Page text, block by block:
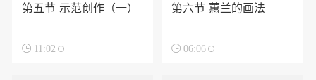
第五节 示范创作（一）
 11:02
第六节 蕙兰的画法
 06:06